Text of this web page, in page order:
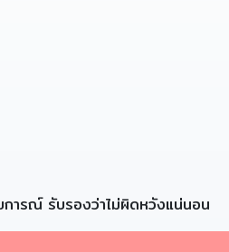
การณ์ รับรองว่าไม่ผิดหวังแน่นอน